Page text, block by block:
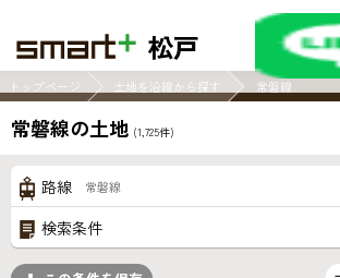
松戸
トップページ 土地を沿線から探す 常磐線
常磐線の土地 (1,725件)
路線 常磐線
検索条件